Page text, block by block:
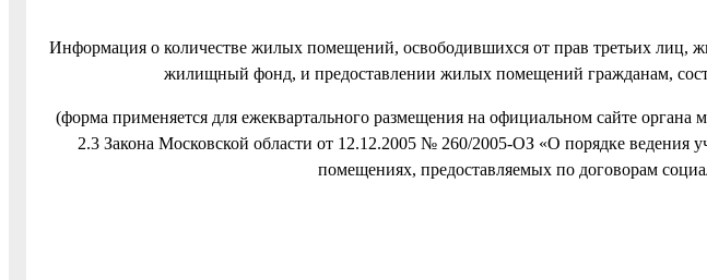
Информация о количестве жилых помещений, освободившихся от прав третьих
жилищный фонд, и предоставлении жилых помещений гражданам,
(форма применяется для ежеквартального размещения на официальном сайте органа
2.3 Закона Московской области от 12.12.2005 № 260/2005-ОЗ «О порядке ведения
помещениях, предоставляемых по договорам